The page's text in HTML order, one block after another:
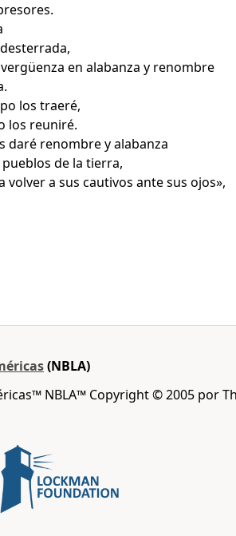
.
,
en alabanza y renombre
.
los traeré,
los reuniré.
daré renombre y alabanza
de la tierra,
volver a sus cautivos ante sus ojos»,
(NBLA)
NBLA™ Copyright © 2005 por